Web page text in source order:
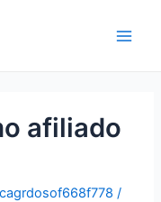
afiliado
/